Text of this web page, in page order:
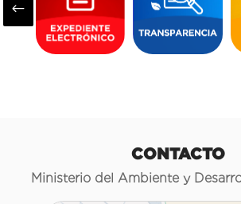
#
CONTACTO
Ministerio del Ambiente y